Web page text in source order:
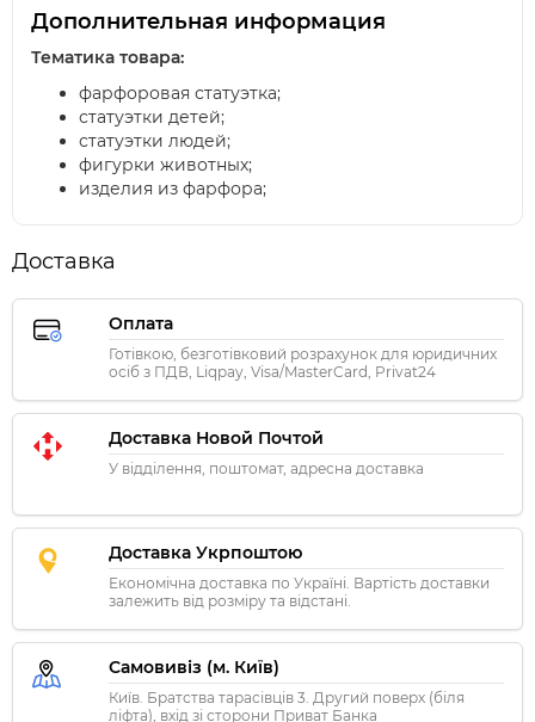
Дополнительная информация
Тематика товара:
фарфоровая статуэтка;
статуэтки детей;
статуэтки людей;
фигурки животных;
изделия из фарфора;
Доставка
Оплата
Готівкою, безготівковий розрахунок для юридичних
осіб з ПДВ, Liqpay, Visa/MasterCard, Privat24
Доставка Новой Почтой
У відділення, поштомат, адресна доставка
Доставка Укрпоштою
Економічна доставка по Україні. Вартість доставки
залежить від розміру та відстані.
Самовивіз (м. Київ)
Київ. Братства тарасівців 3. Другий поверх (біля
ліфта), вхід зі сторони Приват Банка